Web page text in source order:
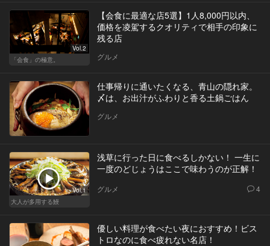
Vol.2
「会食」の極意。
【会食に最適な店5選】1人8,000円以内、
価格を凌駕するクオリティで相手の印象に
残る店
グルメ
仕事帰りに通いたくなる、青山の隠れ家。
〆は、お出汁がふわりと香る土鍋ごはん
グルメ
Vol.1
大人が多用する鰻
浅草に行った日に食べるしかない！ 一生に
一度のどじょうはここで味わうのが正解！
グルメ 4
優しい料理が食べたい夜におすすめ！ビス
トロなのに食べ疲れない名店！